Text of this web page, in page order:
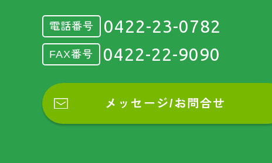
電話番号 0422-23-0782
FAX番号 0422-22-9090
メッセージ/お問合せ